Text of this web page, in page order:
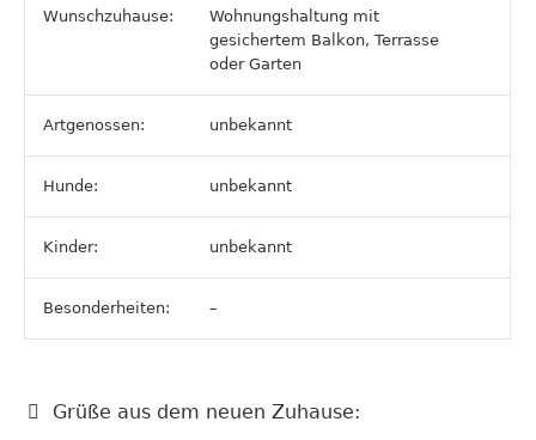
Wunschzuhause:
Wohnungshaltung mit
gesichertem Balkon, Terrasse
oder Garten
Artgenossen: unbekannt
Hunde: unbekannt
Kinder: unbekannt
Besonderheiten: –
Grüße aus dem neuen Zuhause: